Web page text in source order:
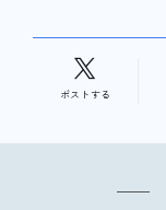
ポストする